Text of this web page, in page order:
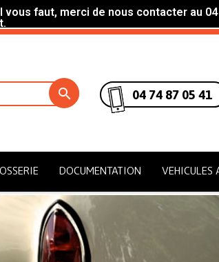
faut, merci de nous contacter au 04
 04 74 87 05 41
DOCUMENTATION VEHICULES